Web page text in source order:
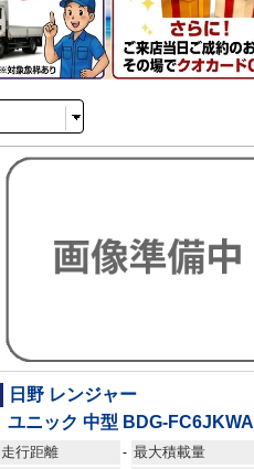
日野 レンジャー
ユニック 中型 BDG-FC6JKWA
走行距離 - 最大積載量